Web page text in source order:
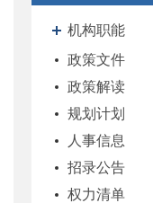
机构职能
政策文件
政策解读
规划计划
人事信息
招录公告
权力清单